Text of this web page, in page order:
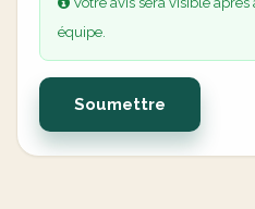
équipe.
Soumettre